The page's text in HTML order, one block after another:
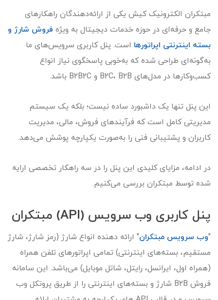
مبتکران الکترونیک کیش یکی از ارائه‌دهندگان راهکارهای
جامع و حرفه‌ای در حوزه خدمات دیجیتال به ویژه فروش شارژ و
بسته اینترنتی اپراتورها است. پنل کاربری سرویس‌های ما
به‌گونه‌ای طراحی شده که به‌خوبی پاسخگوی نیاز انواع
کسب‌وکارها در مدل‌های B2C، B2B و B2B2C باشد.
این پنل تنها یک داشبورد ساده نیست؛ بلکه یک سیستم
مدیریتی کامل است که فرآیندهای فروش، مالی، مدیریت
کاربران و پشتیبانی فنی را به‌صورت یکپارچه پوشش می‌دهد.
در ادامه، مزایای کلیدی این پنل را در سه راهکار تخصصی ارایه
شده توسط مبتکران بررسی می‌کنیم.
پنل کاربری وب سرویس (API) مبتکران
"وب سرویس مبتکران" ارائه دهنده انواع شارژ (رمز شارژ، شارژ
مستقیم، بسته‌های اینترنتی) تمامی اپراتورهای تلفن همراه
(همراه اول، ایرانسل، رایتل، شاتل موبایل) می‌باشد. این سامانه
فروش B2B شارژ و بسته‌های اینترنتی را از طریق پروتکل وب